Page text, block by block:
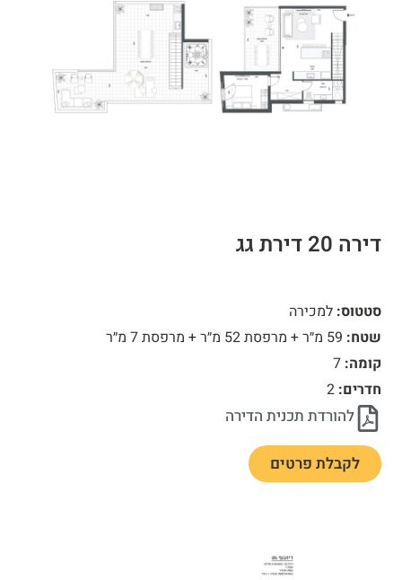
דירה 20 דירת גג
סטטוס: למכירה
שטח: 59 מ״ר + מרפסת 52 מ״ר + מרפסת 7 מ״ר
קומה: 7
חדרים: 2
להורדת תכנית הדירה
לקבלת פרטים